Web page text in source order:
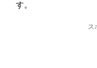
す。
ス